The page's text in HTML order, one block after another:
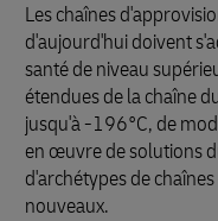
Les chaînes
d'aujourd'hui doivent
santé de niveau
étendues de la chaîne
jusqu'à -196°C, de
en œuvre de solutions
d'archétypes de
nouveaux.